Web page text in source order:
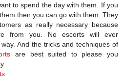
to spend the day with them. If you
then you can go with them. They
as really necessary because
from you. No escorts will ever
And the tricks and techniques of
are best suited to please you